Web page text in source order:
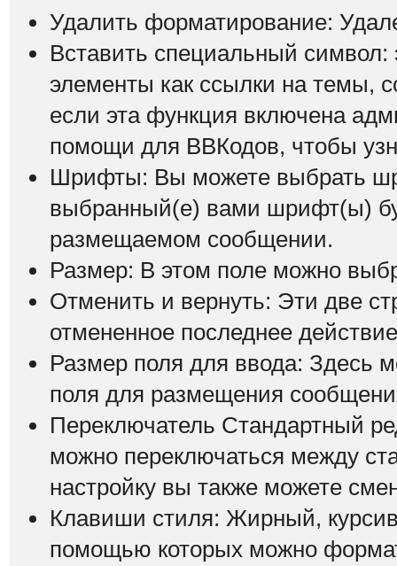
Удалить форматирование:
Вставить специальный символ:
элементы как ссылки на темы,
если эта функция включена
помощи для ВВКодов, чтобы
Шрифты: Вы можете выбрать
выбранный(е) вами шрифт(ы)
размещаемом сообщении.
Размер: В этом поле можно
Отменить и вернуть: Эти две
отмененное последнее
Размер поля для ввода: Здесь
поля для размещения
Переключатель Стандартный
можно переключаться между
настройку вы также можете
Клавиши стиля: Жирный, курсив
помощью которых можно